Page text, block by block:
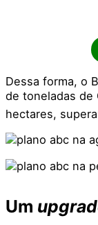
Dessa forma, o
de toneladas de
hectares,
Um